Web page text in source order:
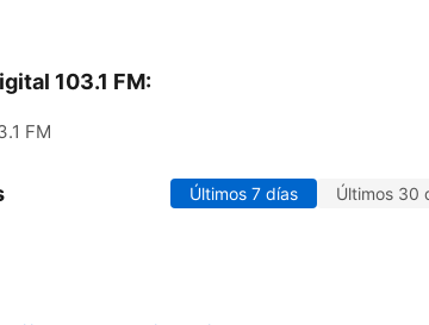
103.1 FM:
FM
Últimos 7 días Últimos 30